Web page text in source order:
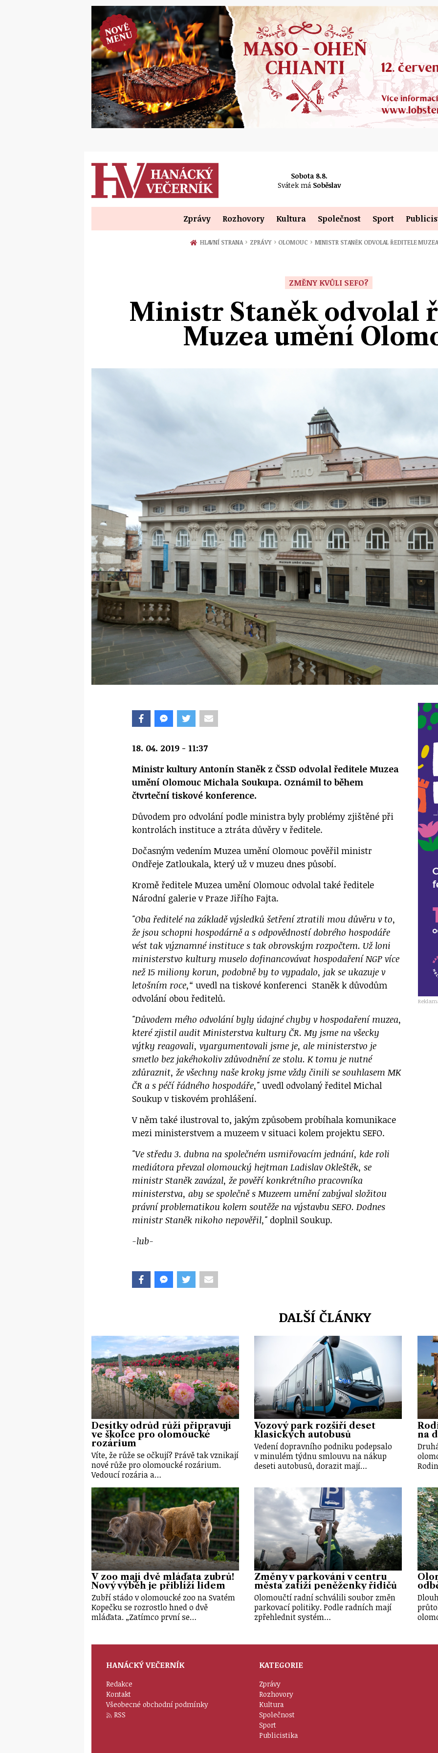
Sobota 8.8.
Svátek má Soběslav
Zprávy Rozhovory Kultura Společnost Sport
HLAVNÍ STRANA › ZPRÁVY › OLOMOUC › MINISTR STANĚK ODVOLAL ŘEDITELE
ZMĚNY KVŮLI SEFO?
Ministr Staněk odvolal
Muzea umění
18. 04. 2019 - 11:37
Ministr kultury Antonín Staněk z ČSSD odvolal ředitele Muzea
umění Olomouc Michala Soukupa. Oznámil to během
čtvrteční tiskové konference.
Důvodem pro odvolání podle ministra byly problémy zjištěné při
kontrolách instituce a ztráta důvěry v ředitele.
Dočasným vedením Muzea umění Olomouc pověřil ministr
Ondřeje Zatloukala, který už v muzeu dnes působí.
Kromě ředitele Muzea umění Olomouc odvolal také ředitele
Národní galerie v Praze Jiřího Fajta.
"Oba ředitelé na základě výsledků šetření ztratili mou důvěru v to,
že jsou schopni hospodárně a s odpovědností dobrého hospodáře
vést tak významné instituce s tak obrovským rozpočtem. Už loni
ministerstvo kultury muselo dofinancovávat hospodaření NGP více
než 15 miliony korun, podobně by to vypadalo, jak se ukazuje v
letošním roce,“ uvedl na tiskové konferenci Staněk k důvodům
odvolání obou ředitelů.
"Důvodem mého odvolání byly údajné chyby v hospodaření muzea,
které zjistil audit Ministerstva kultury ČR. My jsme na všecky
výtky reagovali, vyargumentovali jsme je, ale ministerstvo je
smetlo bez jakéhokoliv zdůvodnění ze stolu. K tomu je nutné
zdůraznit, že všechny naše kroky jsme vždy činili se souhlasem MK
ČR a s péčí řádného hospodáře," uvedl odvolaný ředitel Michal
Soukup v tiskovém prohlášení.
V něm také ilustroval to, jakým způsobem probíhala komunikace
mezi ministerstvem a muzeem v situaci kolem projektu SEFO.
"Ve středu 3. dubna na společném usmiřovacím jednání, kde roli
mediátora převzal olomoucký hejtman Ladislav Okleštěk, se
ministr Staněk zavázal, že pověří konkrétního pracovníka
ministerstva, aby se společně s Muzeem umění zabýval složitou
právní problematikou kolem soutěže na výstavbu SEFO. Dodnes
ministr Staněk nikoho nepověřil," doplnil Soukup.
-lub-
DALŠÍ ČLÁNKY
Desítky odrůd růží připravují
ve školce pro olomoucké
rozárium
Víte, že růže se očkují? Právě tak vznikají
nové růže pro olomoucké rozárium.
Vedoucí rozária a…
Vozový park rozšíří deset
klasických autobusů
Vedení dopravního podniku podepsalo
v minulém týdnu smlouvu na nákup
deseti autobusů, dorazit mají…
na
V zoo mají dvě mláďata zubrů!
Nový výběh je přiblíží lidem
Zubří stádo v olomoucké zoo na Svatém
Kopečku se rozrostlo hned o dvě
mláďata. „Zatímco první se…
Změny v parkování v centru
města zatíží peněženky řidičů
Olomoučtí radní schválili soubor změn
parkovací politiky. Podle radních mají
zpřehlednit systém…
HANÁCKÝ VEČERNÍK
Redakce
Kontakt
Všeobecné obchodní podmínky
RSS
KATEGORIE
Zprávy
Rozhovory
Kultura
Společnost
Sport
Publicistika